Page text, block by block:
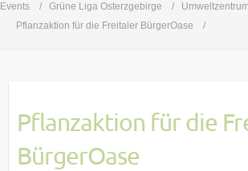
Events Grüne Liga Osterzgebirge
Pflanzaktion für die Freitaler BürgerOase
Pflanzaktion für die
BürgerOase